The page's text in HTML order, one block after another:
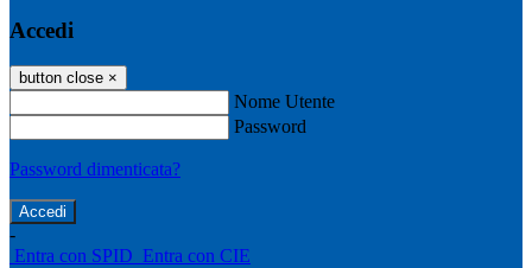
Accedi
button close ×
Nome Utente
Password
Password dimenticata?
-
Entra con SPID Entra con CIE